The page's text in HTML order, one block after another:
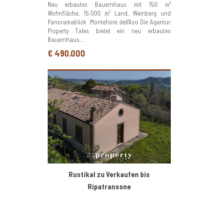
Neu erbautes Bauernhaus mit 150 m²
Wohnfläche, 15.000 m² Land, Weinberg und
Panoramablick  Montefiore dell'Aso Die Agentur
Property Tales bietet ein neu erbautes
Bauernhaus...
€ 490.000
Rustikal zu Verkaufen bis
Ripatransone